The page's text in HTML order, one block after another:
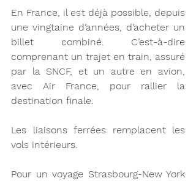
En France, il est déjà possible, depuis
une vingtaine d’années, d’acheter un
billet combiné. C’est-à-dire
comprenant un trajet en train, assuré
par la SNCF, et un autre en avion,
avec Air France, pour rallier la
destination finale.
Les liaisons ferrées remplacent les
vols intérieurs.
Pour un voyage Strasbourg-New York